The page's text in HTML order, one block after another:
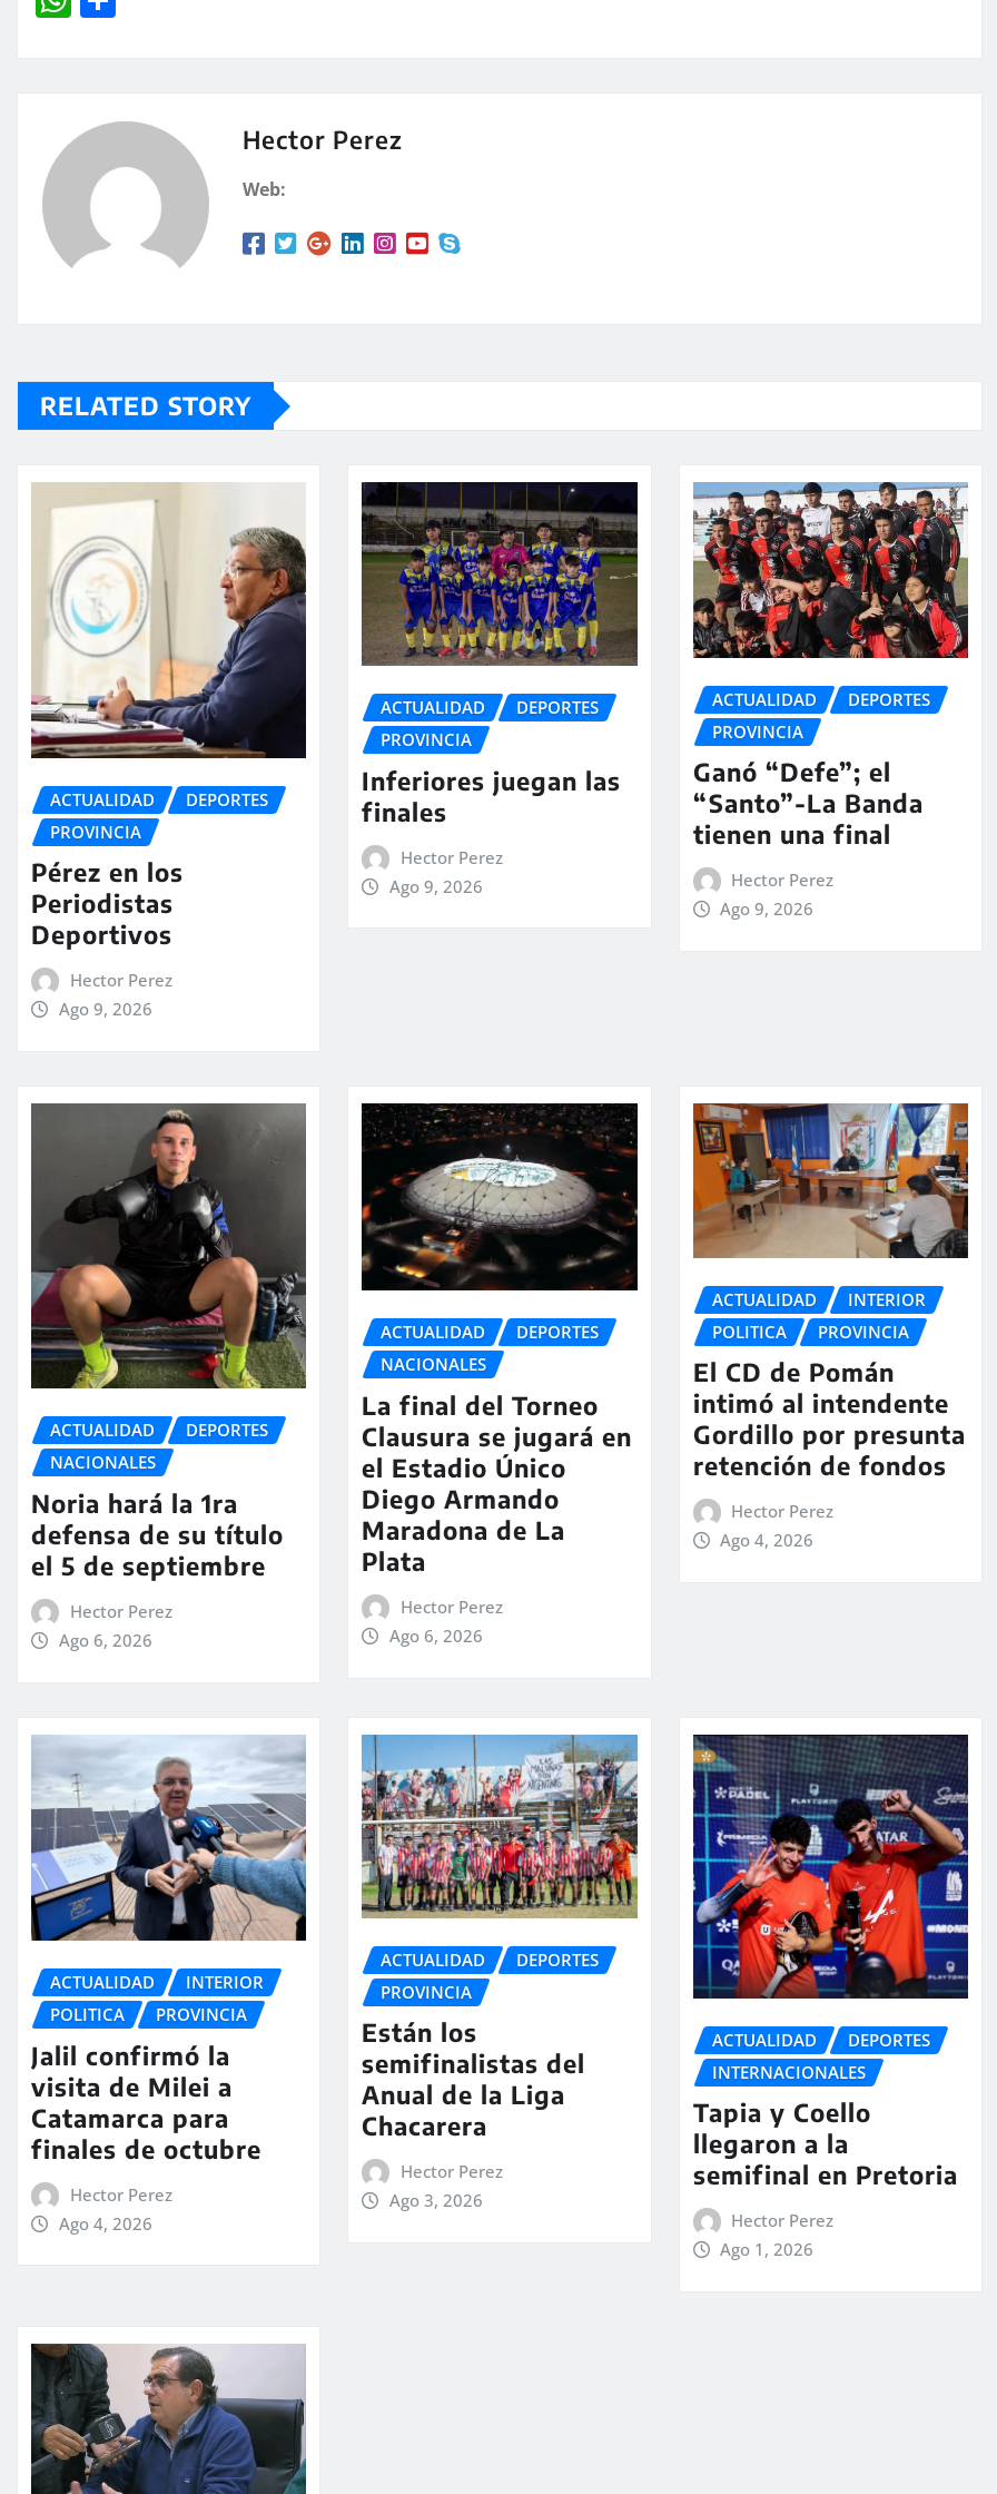
A
p
rt
Hector Perez
Web:
RELATED STORY
ACTUALIDAD
DEPORTES
PROVINCIA
Pérez en los
Periodistas
Deportivos
Hector Perez
Ago 9, 2026
ACTUALIDAD
DEPORTES
PROVINCIA
Inferiores juegan las
finales
Hector Perez
Ago 9, 2026
ACTUALIDAD
DEPORTES
PROVINCIA
Ganó “Defe”; el
“Santo”-La Banda
tienen una final
Hector Perez
Ago 9, 2026
ACTUALIDAD
DEPORTES
NACIONALES
Noria hará la 1ra
defensa de su título
el 5 de septiembre
Hector Perez
Ago 6, 2026
ACTUALIDAD
DEPORTES
NACIONALES
La final del Torneo
Clausura se jugará en
el Estadio Único
Diego Armando
Maradona de La
Plata
Hector Perez
Ago 6, 2026
ACTUALIDAD
INTERIOR
POLITICA
PROVINCIA
El CD de Pomán
intimó al intendente
Gordillo por presunta
retención de fondos
Hector Perez
Ago 4, 2026
ACTUALIDAD
INTERIOR
POLITICA
PROVINCIA
Jalil confirmó la
visita de Milei a
Catamarca para
finales de octubre
Hector Perez
Ago 4, 2026
ACTUALIDAD
DEPORTES
PROVINCIA
Están los
semifinalistas del
Anual de la Liga
Chacarera
Hector Perez
Ago 3, 2026
ACTUALIDAD
DEPORTES
INTERNACIONALES
Tapia y Coello
llegaron a la
semifinal en Pretoria
Hector Perez
Ago 1, 2026